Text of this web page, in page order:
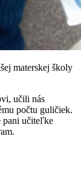
materskej školy
učili nás
počtu guličiek.
pani učiteľke